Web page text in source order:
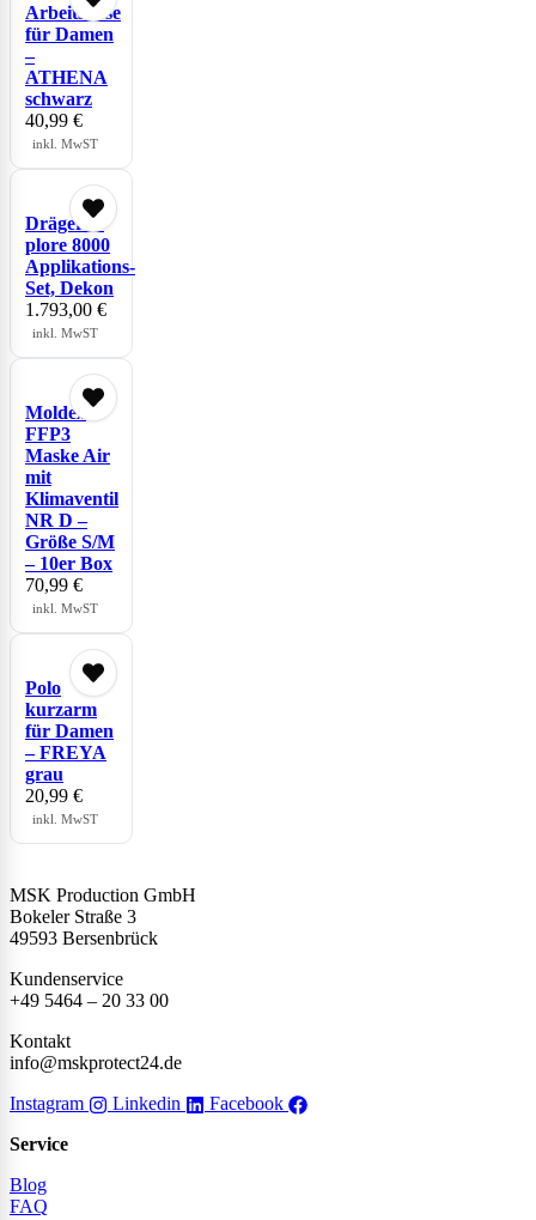
Arbeitshose
für Damen
–
ATHENA
schwarz
40,99 €
inkl. MwST
Dräger x-
plore 8000
Applikations-
Set, Dekon
1.793,00 €
inkl. MwST
Moldex
FFP3
Maske Air
mit
Klimaventil
NR D –
Größe S/M
– 10er Box
70,99 €
inkl. MwST
Polo
kurzarm
für Damen
– FREYA
grau
20,99 €
inkl. MwST
MSK Production GmbH
Bokeler Straße 3
49593 Bersenbrück
Kundenservice
+49 5464 – 20 33 00
Kontakt
info@mskprotect24.de
Instagram
Linkedin Facebook
Service
Blog
FAQ